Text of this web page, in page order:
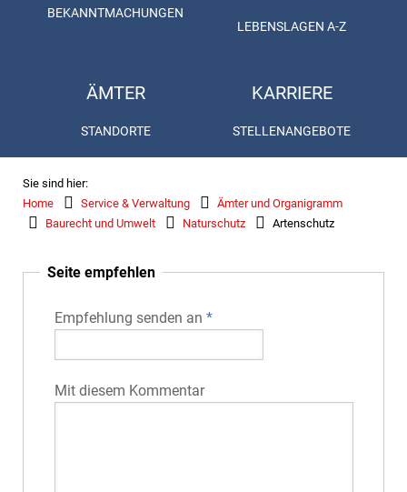
BEKANNTMACHUNGEN
LEBENSLAGEN A-Z
ÄMTER
STANDORTE
KARRIERE
STELLENANGEBOTE
Sie sind hier:
Home
Service & Verwaltung
Ämter und Organigramm
Baurecht und Umwelt
Naturschutz Artenschutz
Seite empfehlen
Empfehlung senden an *
Mit diesem Kommentar